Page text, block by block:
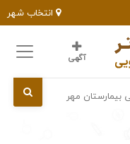
انتخاب شهر
آگهی
مهر